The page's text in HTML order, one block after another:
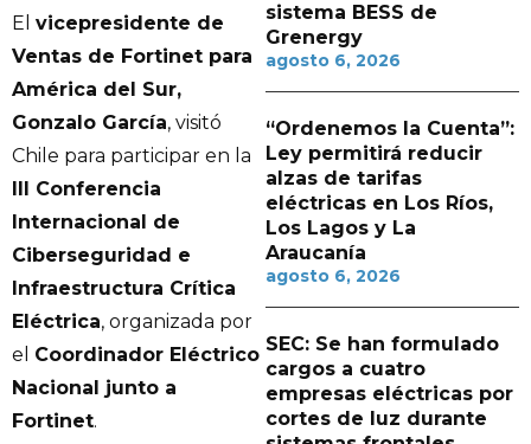
El vicepresidente de
Ventas de Fortinet para
América del Sur,
Gonzalo García, visitó
Chile para participar en la
III Conferencia
Internacional de
Ciberseguridad e
Infraestructura Crítica
Eléctrica, organizada por
el Coordinador Eléctrico
Nacional junto a
Fortinet.
sistema BESS de
Grenergy
agosto 6, 2026
“Ordenemos la Cuenta”:
Ley permitirá reducir
alzas de tarifas
eléctricas en Los Ríos,
Los Lagos y La
Araucanía
agosto 6, 2026
SEC: Se han formulado
cargos a cuatro
empresas eléctricas por
cortes de luz durante